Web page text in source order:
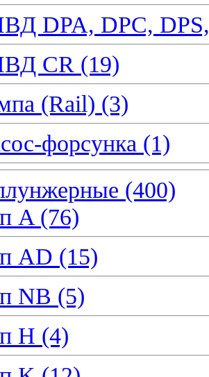
DPA, DPC,
CR (19)
(Rail) (3)
форсунка (1)
(400)
A (76)
AD (15)
NB (5)
H (4)